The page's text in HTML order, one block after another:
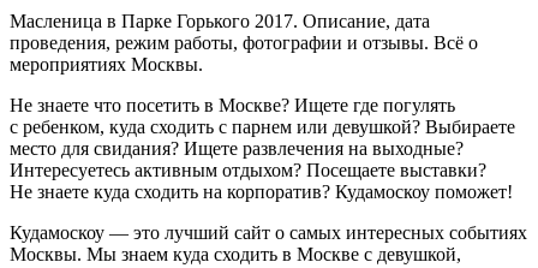
Масленица в Парке Горького 2017. Описание, дата
проведения, режим работы, фотографии и отзывы. Всё о
мероприятиях Москвы.
Не знаете что посетить в Москве? Ищете где погулять
с ребенком, куда сходить с парнем или девушкой? Выбираете
место для свидания? Ищете развлечения на выходные?
Интересуетесь активным отдыхом? Посещаете выставки?
Не знаете куда сходить на корпоратив? Кудамоскоу поможет!
Кудамоскоу — это лучший сайт о самых интересных событиях
Москвы. Мы знаем куда сходить в Москве с девушкой,